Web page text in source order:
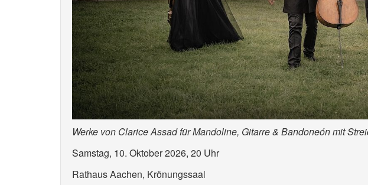
Werke von Clarice Assad für Mandoline, Gitarre & Bandoneón mit
Samstag, 10. Oktober 2026, 20 Uhr
Rathaus Aachen, Krönungssaal